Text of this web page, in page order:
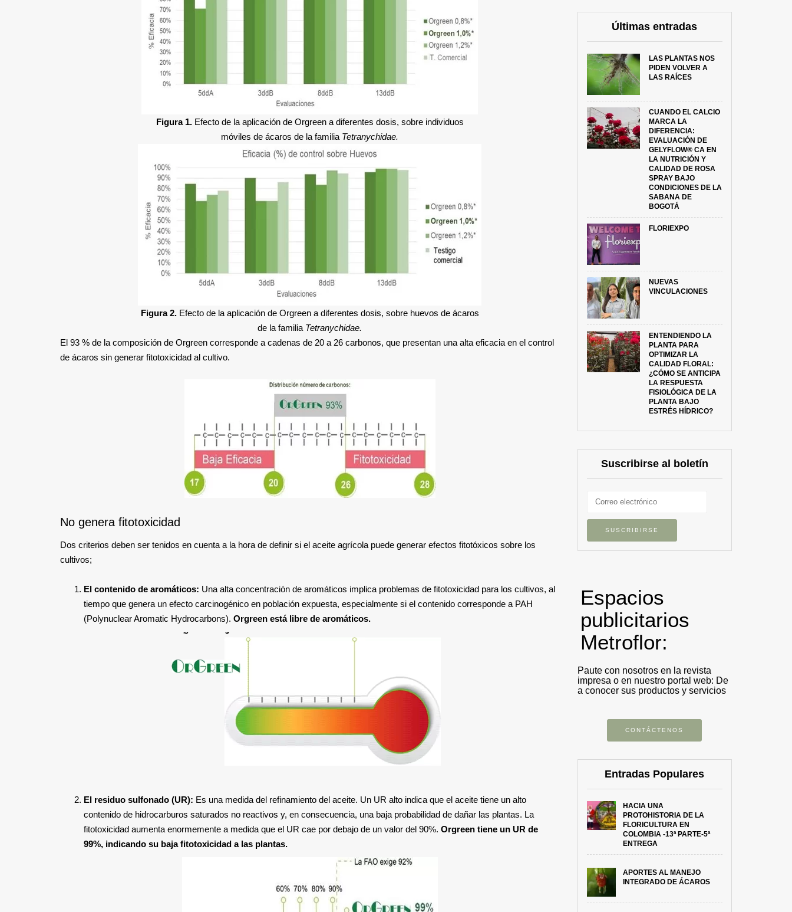
Figura 1. Efecto de la aplicación de Orgreen a diferentes dosis, sobre individuos
móviles de ácaros de la familia Tetranychidae.
Figura 2. Efecto de la aplicación de Orgreen a diferentes dosis, sobre huevos de ácaros
de la familia Tetranychidae.
El 93 % de la composición de Orgreen corresponde a cadenas de 20 a 26 carbonos, que presentan una alta eficacia en el control
de ácaros sin generar fitotoxicidad al cultivo.
No genera fitotoxicidad
Dos criterios deben ser tenidos en cuenta a la hora de definir si el aceite agrícola puede generar efectos fitotóxicos sobre los
cultivos;
El contenido de aromáticos: Una alta concentración de aromáticos implica problemas de fitotoxicidad para los cultivos, al
tiempo que genera un efecto carcinogénico en población expuesta, especialmente si el contenido corresponde a PAH
(Polynuclear Aromatic Hydrocarbons). Orgreen está libre de aromáticos.
El residuo sulfonado (UR): Es una medida del refinamiento del aceite. Un UR alto indica que el aceite tiene un alto
contenido de hidrocarburos saturados no reactivos y, en consecuencia, una baja probabilidad de dañar las plantas. La
fitotoxicidad aumenta enormemente a medida que el UR cae por debajo de un valor del 90%. Orgreen tiene un UR de
99%, indicando su baja fitotoxicidad a las plantas.
Últimas entradas
LAS PLANTAS NOS
PIDEN VOLVER A
LAS RAÍCES
CUANDO EL CALCIO
MARCA LA
DIFERENCIA:
EVALUACIÓN DE
GELYFLOW® CA EN
LA NUTRICIÓN Y
CALIDAD DE ROSA
SPRAY BAJO
CONDICIONES DE LA
SABANA DE
BOGOTÁ
FLORIEXPO
NUEVAS
VINCULACIONES
ENTENDIENDO LA
PLANTA PARA
OPTIMIZAR LA
CALIDAD FLORAL:
¿CÓMO SE ANTICIPA
LA RESPUESTA
FISIOLÓGICA DE LA
PLANTA BAJO
ESTRÉS HÍDRICO?
Suscribirse al boletín
Espacios
publicitarios
Metroflor:
Paute con nosotros en la revista
impresa o en nuestro portal web: De
a conocer sus productos y servicios
CONTÁCTENOS
Entradas Populares
HACIA UNA
PROTOHISTORIA DE LA
FLORICULTURA EN
COLOMBIA -13ª PARTE-5ª
ENTREGA
APORTES AL MANEJO
INTEGRADO DE ÁCAROS